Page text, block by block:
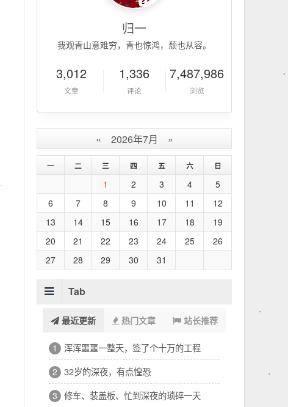
归一
我观青山意难穷，青也惊鸿，颓也从容。
3,012
文章
1,336
评论
7,487,986
浏览
« 2026年7月 »
一 二 三 四 五 六 日
1 2 3 4
5
6
7 8 9 10 11
12
13
14 15 16 17 18
19
20
21 22 23 24 25
26
27
28 29 30 31
Tab
最近更新 热门文章 站长推荐
1 浑浑噩噩一整天，签了个十万的工程
2 32岁的深夜，有点惶恐
3 修车、装盖板、忙到深夜的琐碎一天